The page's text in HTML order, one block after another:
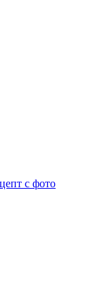
с фото